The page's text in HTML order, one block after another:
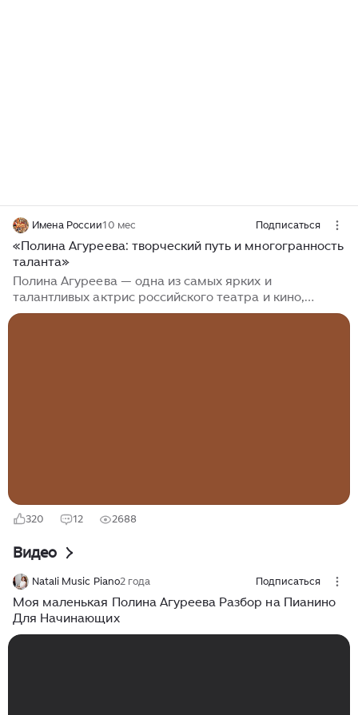
Имена России10 мес Подписаться
«Полина Агуреева: творческий путь и многогранность
таланта»
Полина Агуреева — одна из самых ярких и
талантливых актрис российского театра и кино,
известная своим уникальным стилем исполнения
320 12 2688
Видео
Natali Music Piano2 года Подписаться
Моя маленькая Полина Агуреева Разбор на Пианино
Для Начинающих